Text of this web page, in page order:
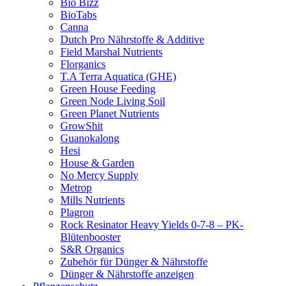
Bio Bizz
BioTabs
Canna
Dutch Pro Nährstoffe & Additive
Field Marshal Nutrients
Florganics
T.A Terra Aquatica (GHE)
Green House Feeding
Green Node Living Soil
Green Planet Nutrients
GrowShit
Guanokalong
Hesi
House & Garden
No Mercy Supply
Metrop
Mills Nutrients
Plagron
Rock Resinator Heavy Yields 0-7-8 – PK-
Blütenbooster
S&R Organics
Zubehör für Dünger & Nährstoffe
Dünger & Nährstoffe anzeigen